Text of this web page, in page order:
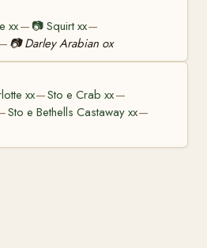
xx— 📷 Squirt xx—
📷 Darley Arabian ox
xx—Sto e Crab xx—
Sto e Bethells Castaway xx—